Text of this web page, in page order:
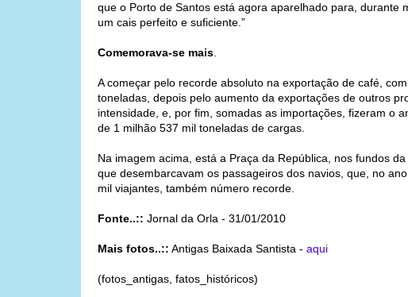
que o Porto de Santos está agora aparelhado para, durante
um cais perfeito e suficiente.”
Comemorava-se mais
A começar pelo recorde absoluto na exportação de café,
toneladas, depois pelo aumento da exportações de outros
intensidade, e, por fim, somadas as importações, fizeram o
de 1 milhão 537 mil toneladas de cargas.
Na imagem acima, está a Praça da República, nos fundos
que desembarcavam os passageiros dos navios, que, no
mil viajantes, também número recorde.
Fonte..:: Jornal da Orla - 31/01/2010
Mais fotos..:: Antigas Baixada Santista - aqui
(fotos_antigas, fatos_históricos)